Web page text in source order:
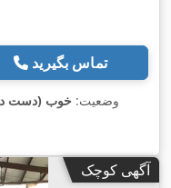
تماس بگیرید
وضعیت: خوب (دست
آگهی کوچک